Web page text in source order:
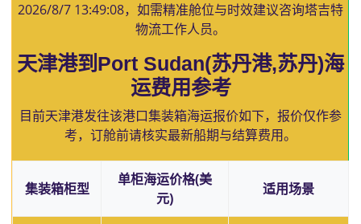
2026/8/7 13:49:08，如需精准舱位与时效建议咨询塔吉特
物流工作人员。
天津港到Port Sudan(苏丹港,苏丹)海
运费用参考
目前天津港发往该港口集装箱海运报价如下，报价仅作参
考，订舱前请核实最新船期与结算费用。
集装箱柜型
单柜海运价格(美
元)
适用场景